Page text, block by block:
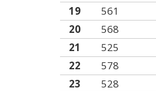
19
561
20
568
21
525
22
578
23
528